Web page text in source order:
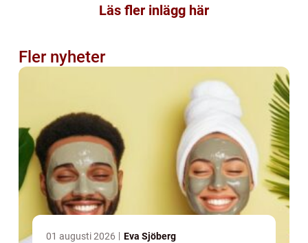
Läs fler inlägg här
Fler nyheter
01 augusti 2026 Eva Sjöberg